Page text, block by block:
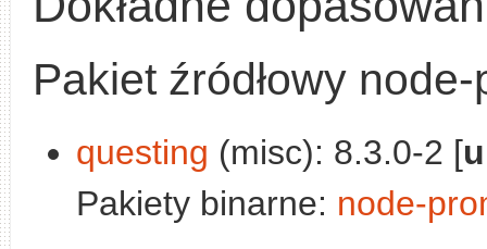
Pakiet źródłowy
questing (misc): 8.3.0-2 [
Pakiety binarne: node-